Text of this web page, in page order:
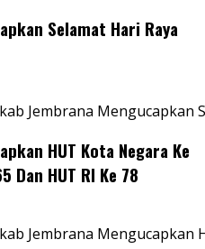
Selamat Hari Raya
Jembrana Mengucapkan
HUT Kota Negara Ke
Dan HUT RI Ke 78
Jembrana Mengucapkan